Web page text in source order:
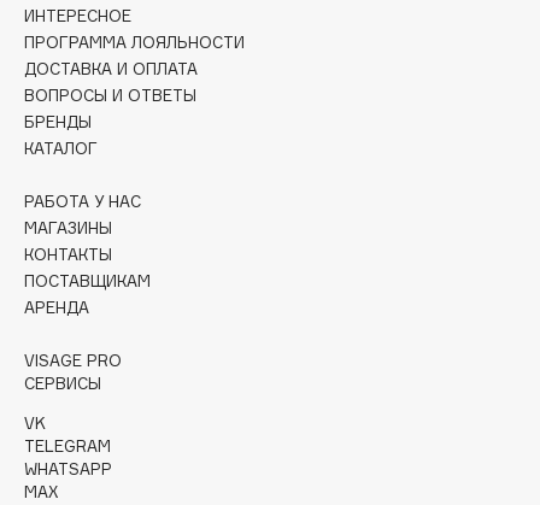
Club De Nuit
Collagenina
Consly
Corimo
CosRX
Crescina
Cunzite
Curaprox
D
d'Alba
DABO
DARLING*
ИНТЕРЕСНОЕ
ПРОГРАММА ЛОЯЛЬНОСТИ
ДОСТАВКА И ОПЛАТА
ВОПРОСЫ И ОТВЕТЫ
БРЕНДЫ
КАТАЛОГ
РАБОТА У НАС
МАГАЗИНЫ
КОНТАКТЫ
ПОСТАВЩИКАМ
АРЕНДА
VISAGE PRO
СЕРВИСЫ
VK
TELEGRAM
WHATSAPP
MAX